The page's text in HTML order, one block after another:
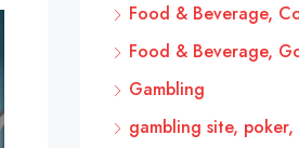
Food & Beverage,
Food & Beverage,
Gambling
gambling site, poker,